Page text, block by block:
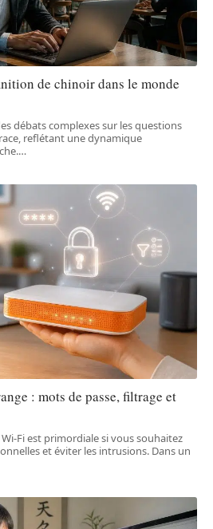
de chinoir dans le monde
débats complexes sur les questions
reflétant une dynamique
…
: mots de passe, filtrage et
Fi est primordiale si vous souhaitez
et éviter les intrusions. Dans un